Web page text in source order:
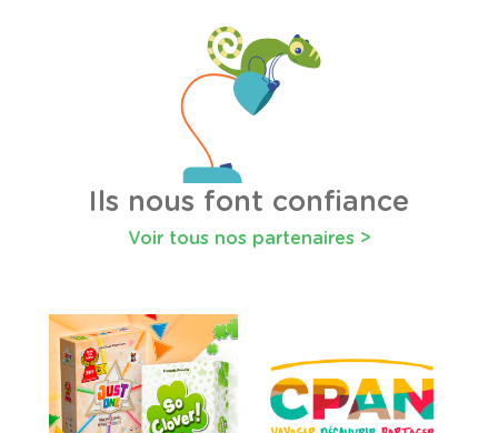
Ils nous font confiance
Voir tous nos partenaires >